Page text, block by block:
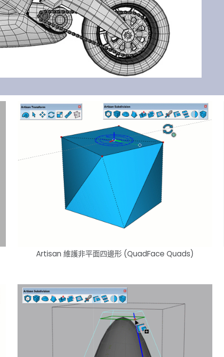
Artisan 維護非平面四邊形 (QuadFace Quads)